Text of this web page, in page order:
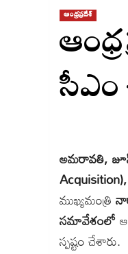
ఆంధ్రప్రదేశ్
సీఎం
అమరావతి,
ముఖ్యమంత్రి
సమావేశంలో
స్పష్టం చేశారు.